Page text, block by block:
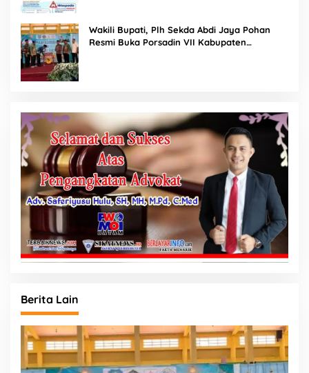
Wakili Bupati, Plh Sekda Abdi Jaya Pohan
Resmi Buka Porsadin VII Kabupaten
Berita Lain